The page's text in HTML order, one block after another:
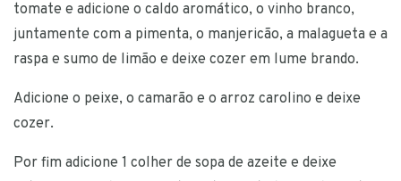
tomate e adicione o caldo aromático, o vinho branco,
juntamente com a pimenta, o manjericão, a malagueta e a
raspa e sumo de limão e deixe cozer em lume brando.
Adicione o peixe, o camarão e o arroz carolino e deixe
cozer.
Por fim adicione 1 colher de sopa de azeite e deixe